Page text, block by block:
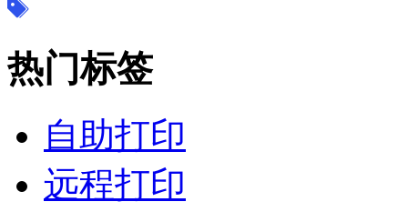
热门标签
自助打印
远程打印